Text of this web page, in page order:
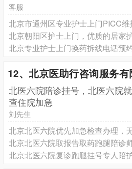
客服
北京朝阳区护士上门，优质的居家
12、北京医助行咨询服务有
北医六院陪诊挂号，北医六院
查住院加急
刘先生
北京北医六院复诊跑腿挂号专人陪